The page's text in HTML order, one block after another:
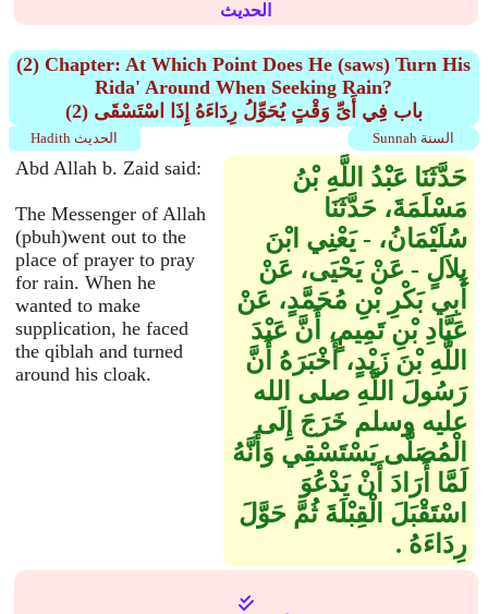
الحديث
(2) Chapter: At Which Point Does He (saws) Turn His
Rida' Around When Seeking Rain?
(2) باب فِي أَىِّ وَقْتٍ يُحَوِّلُ رِدَاءَهُ إِذَا اسْتَسْقَى
Sunnah السنة Hadith الحديث
Abd Allah b. Zaid said:
The Messenger of Allah
(pbuh)went out to the
place of prayer to pray
for rain. When he
wanted to make
supplication, he faced
the qiblah and turned
around his cloak.
حَدَّثَنَا عَبْدُ اللَّهِ بْنُ
مَسْلَمَةَ، حَدَّثَنَا
سُلَيْمَانُ، - يَعْنِي ابْنَ
بِلاَلٍ - عَنْ يَحْيَى، عَنْ
أَبِي بَكْرِ بْنِ مُحَمَّدٍ، عَنْ
عَبَّادِ بْنِ تَمِيمٍ، أَنَّ عَبْدَ
اللَّهِ بْنَ زَيْدٍ، أَخْبَرَهُ أَنَّ
رَسُولَ اللَّهِ صلى الله
عليه وسلم خَرَجَ إِلَى
الْمُصَلَّى يَسْتَسْقِي وَأَنَّهُ
لَمَّا أَرَادَ أَنْ يَدْعُوَ
اسْتَقْبَلَ الْقِبْلَةَ ثُمَّ حَوَّلَ
رِدَاءَهُ ‏.‏